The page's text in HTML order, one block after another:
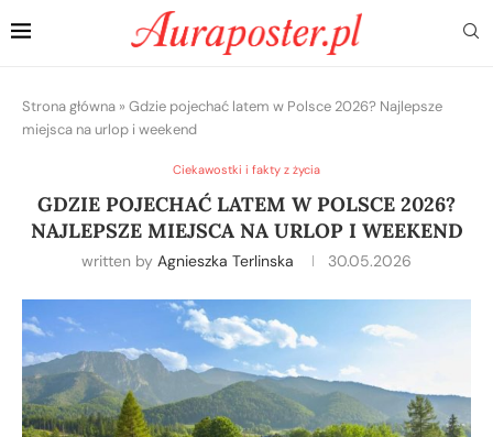
Strona główna » Gdzie pojechać latem w Polsce 2026? Najlepsze
miejsca na urlop i weekend
Ciekawostki i fakty z życia
GDZIE POJECHAĆ LATEM W POLSCE 2026?
NAJLEPSZE MIEJSCA NA URLOP I WEEKEND
written by Agnieszka Terlinska 30.05.2026